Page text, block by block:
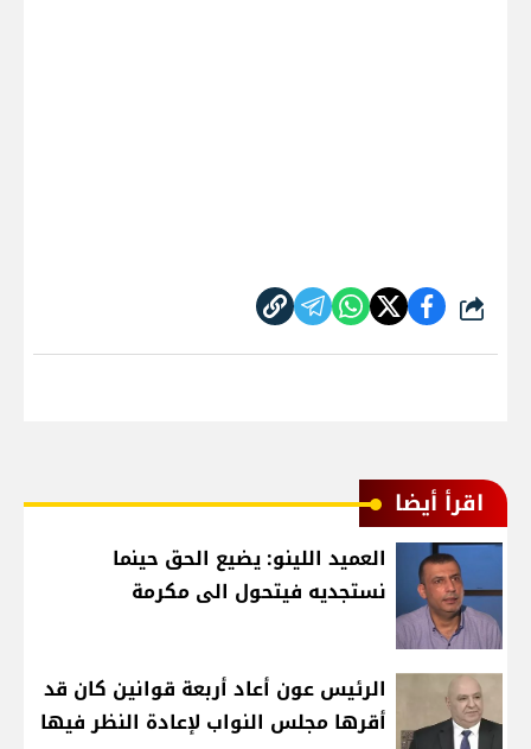
شارك
اقرأ أيضا
العميد اللينو: يضيع الحق حينما
نستجديه فيتحول الى مكرمة
الرئيس عون أعاد أربعة قوانين كان قد
أقرها مجلس النواب لإعادة النظر فيها